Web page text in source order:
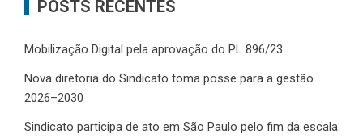
POSTS RECENTES
Mobilização Digital pela aprovação do PL 896/23
Nova diretoria do Sindicato toma posse para a gestão
2026–2030
Sindicato participa de ato em São Paulo pelo fim da escala